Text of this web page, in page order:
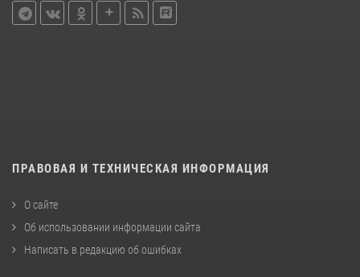
ПРАВОВАЯ И ТЕХНИЧЕСКАЯ ИНФОРМАЦИЯ
О сайте
Об использовании информации сайта
Написать в редакцию об ошибках